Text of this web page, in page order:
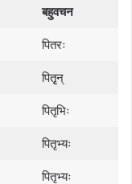
बहुवचन
पितरः
पितृृन्
पितृभिः
पितृभ्यः
पितृभ्यः